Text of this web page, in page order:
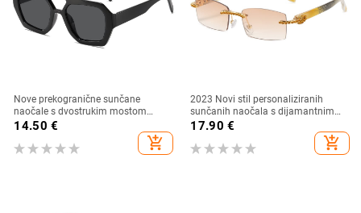
Nove prekogranične sunčane
naočale s dvostrukim mostom
nepravilnog oblika, europski i
američki stil, popularne, moderne
sunčane naočale, jedinstvene
14.50 €
add_shopping_cart
2023 Novi stil personaliziranih
sunčanih naočala s dijamantnim
umetkom, moderne i četvrtaste
naočale s dijamantnim rezom, hip
hop sunčane naočale u uličnom
17.90 €
add_shopping_cart